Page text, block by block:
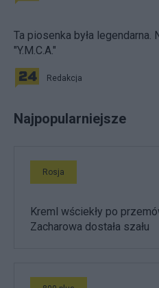
Ta piosenka była legendarna.
"Y.M.C.A."
Redakcja
Najpopularniejsze
Rosja
Kreml wściekły po
Zacharowa dostała szału